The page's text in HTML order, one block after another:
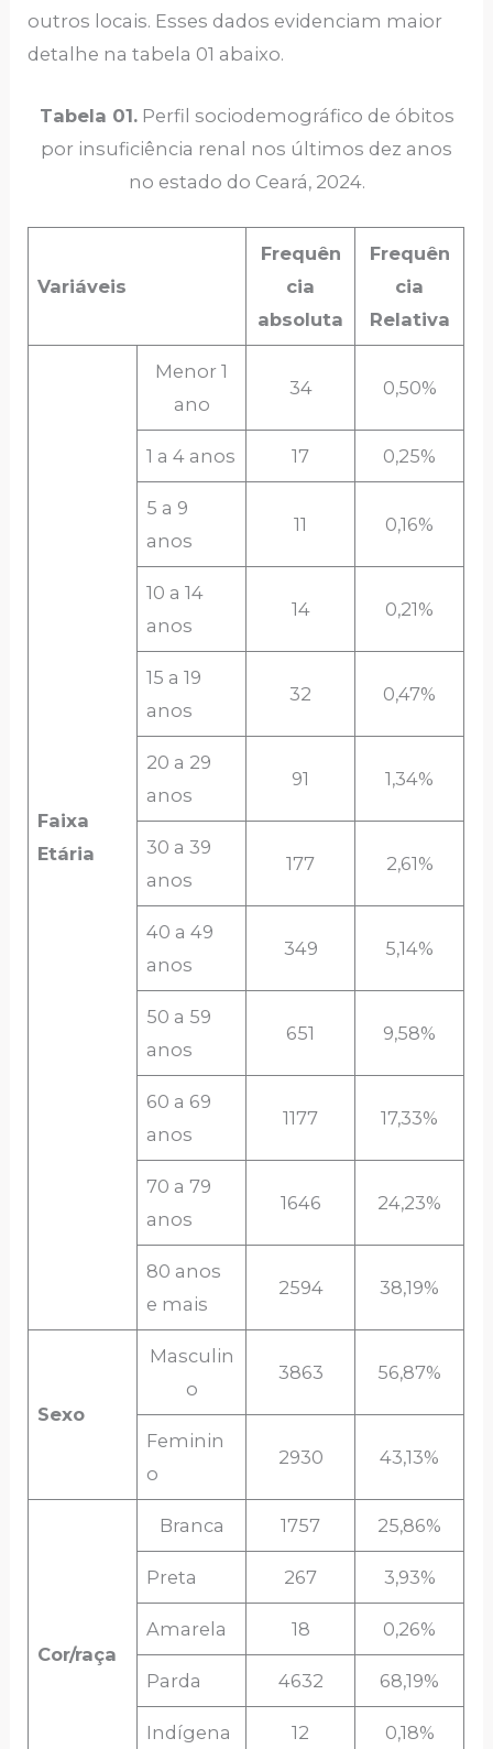
outros locais. Esses dados evidenciam maior
detalhe na tabela 01 abaixo.
Tabela 01.Perfil sociodemográfico de óbitos
por insuficiência renal nos últimos dez anos
no estado do Ceará, 2024.
Variáveis
Frequên
cia
absoluta
Frequên
cia
Relativa
Faixa
Etária
Menor 1
ano
34 0,50%
1 a 4 anos 17 0,25%
5 a 9
anos
11 0,16%
10 a 14
anos
14 0,21%
15 a 19
anos
32 0,47%
20 a 29
anos
91 1,34%
30 a 39
anos
177 2,61%
40 a 49
anos
349 5,14%
50 a 59
anos
651 9,58%
60 a 69
anos
1177 17,33%
70 a 79
anos
1646 24,23%
80 anos
e mais
2594 38,19%
Sexo
Masculin
o
3863 56,87%
Feminin
o
2930 43,13%
Cor/raça
Branca 1757 25,86%
Preta 267 3,93%
Amarela 18 0,26%
Parda 4632 68,19%
Indígena 12 0,18%